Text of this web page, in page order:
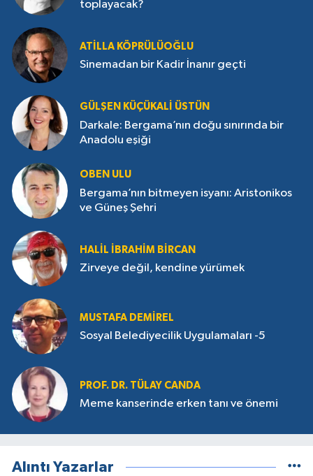
toplayacak?
ATILLA KÖPRÜLÜOĞLU
Sinemadan bir Kadir İnanır geçti
GÜLŞEN KÜÇÜKALI ÜSTÜN
Darkale: Bergama’nın doğu sınırında bir
Anadolu eşiği
OBEN ULU
Bergama’nın bitmeyen isyanı: Aristonikos
ve Güneş Şehri
HALIL İBRAHIM BIRCAN
Zirveye değil, kendine yürümek
MUSTAFA DEMIREL
Sosyal Belediyecilik Uygulamaları -5
PROF. DR. TÜLAY CANDA
Meme kanserinde erken tanı ve önemi
Alıntı Yazarlar